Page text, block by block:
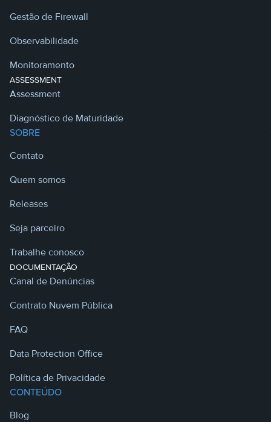
Gestão de Firewall
Observabilidade
Monitoramento
ASSESSMENT
Assessment
Diagnóstico de Maturidade
SOBRE
Contato
Quem somos
Releases
Seja parceiro
Trabalhe conosco
DOCUMENTAÇÃO
Canal de Denúncias
Contrato Nuvem Pública
FAQ
Data Protection Office
Política de Privacidade
CONTEÚDO
Blog